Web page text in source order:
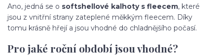
Ano, jedná se o softshellové kalhoty s fleecem, které
jsou z vnitřní strany zateplené měkkým fleecem. Díky
tomu krásně hřejí a jsou vhodné do chladnějšího počasí.
Pro jaké roční období jsou vhodné?